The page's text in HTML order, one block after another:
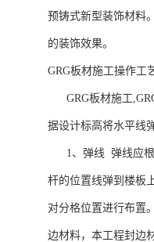
预铸式新型装饰材料
的装饰效果。
GRG板材施工操作工
GRG板材施工
据设计标高将水平线
1、弹线 弹线应根
杆的位置线弹到楼板
对分格位置进行布置
边材料，本工程封边